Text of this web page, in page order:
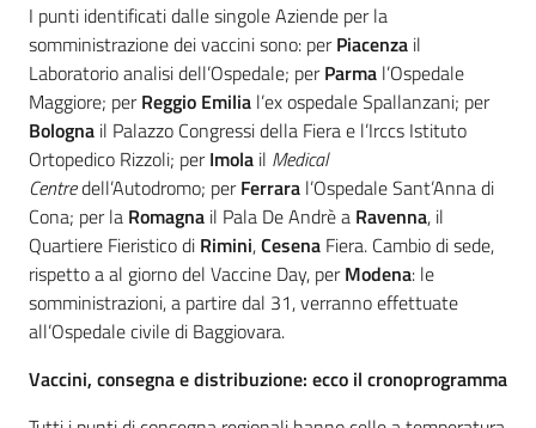
I punti identificati dalle singole Aziende per la
somministrazione dei vaccini sono: perPiacenza il
Laboratorio analisi dell’Ospedale; perParma l’Ospedale
Maggiore; perReggio Emilia l’ex ospedale Spallanzani; per
Bologna il Palazzo Congressi della Fiera e l’Irccs Istituto
Ortopedico Rizzoli; perImola il Medical
Centredell’Autodromo; perFerrara l’Ospedale Sant’Anna di
Cona; per la Romagna il Pala De Andrè a Ravenna, il
Quartiere Fieristico di Rimini,Cesena Fiera. Cambio di sede,
rispetto a al giorno del Vaccine Day, perModena: le
somministrazioni, a partire dal 31, verranno effettuate
all’Ospedale civile di Baggiovara.
Vaccini, consegna e distribuzione: ecco il cronoprogramma